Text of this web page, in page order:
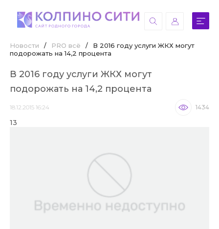
Новости / PRO всё /
В 2016 году услуги ЖКХ могут
подорожать на 14,2 процента
В 2016 году услуги ЖКХ могут
подорожать на 14,2 процента
18.12.2015 16:24 1434
13